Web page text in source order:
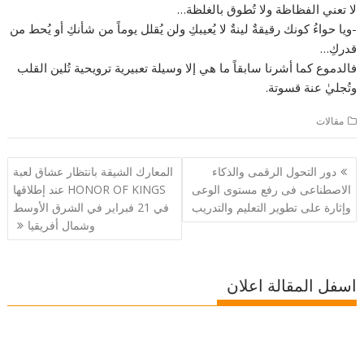
لا تعني الفظاظة ولا تُطوق بالغلظة…
-ويا حواءُ كونك رقيقةٌ لينةٌ لا يُعيبكِ ولن يُقلل يوماً من شأنكِ أو يُحط من
قدركِ…
فالدموع كما أشرنا سابقاً ما هي إلا وسيلة تعبيرية ترويحية تُلين القلب
وتُجليٰ عنة قسوتة.
مقالات
تصفّح
المقالات
دور التحول الرقمى والذكاء
الاصطناعى فى رفع مستوى الوعى
وإثارة على تطوير التعليم والتدريب
المعارك الشيقة بانتظار عشاق لعبة
HONOR OF KINGS عند إطلاقها
في 21 فبراير في الشرق الأوسط
وشمال أفريقيا
اسفل المقالة اعلان